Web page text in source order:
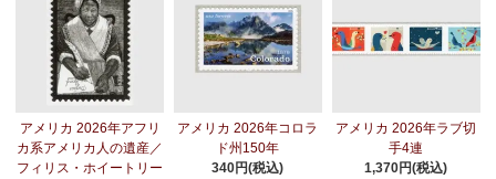
アメリカ 2026年アフリ
カ系アメリカ人の遺産／
フィリス・ホイートリー
アメリカ 2026年コロラ
ド州150年
340円(税込)
アメリカ 2026年ラブ切
手4連
1,370円(税込)